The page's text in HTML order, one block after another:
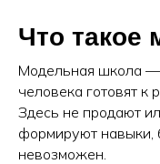
Что такое
Модельная школа —
человека готовят к
Здесь не продают
формируют навыки,
невозможен.